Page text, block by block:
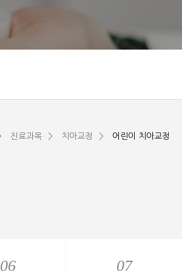
진료과목 치아교정 어린이 치아교정
06
06 07
07